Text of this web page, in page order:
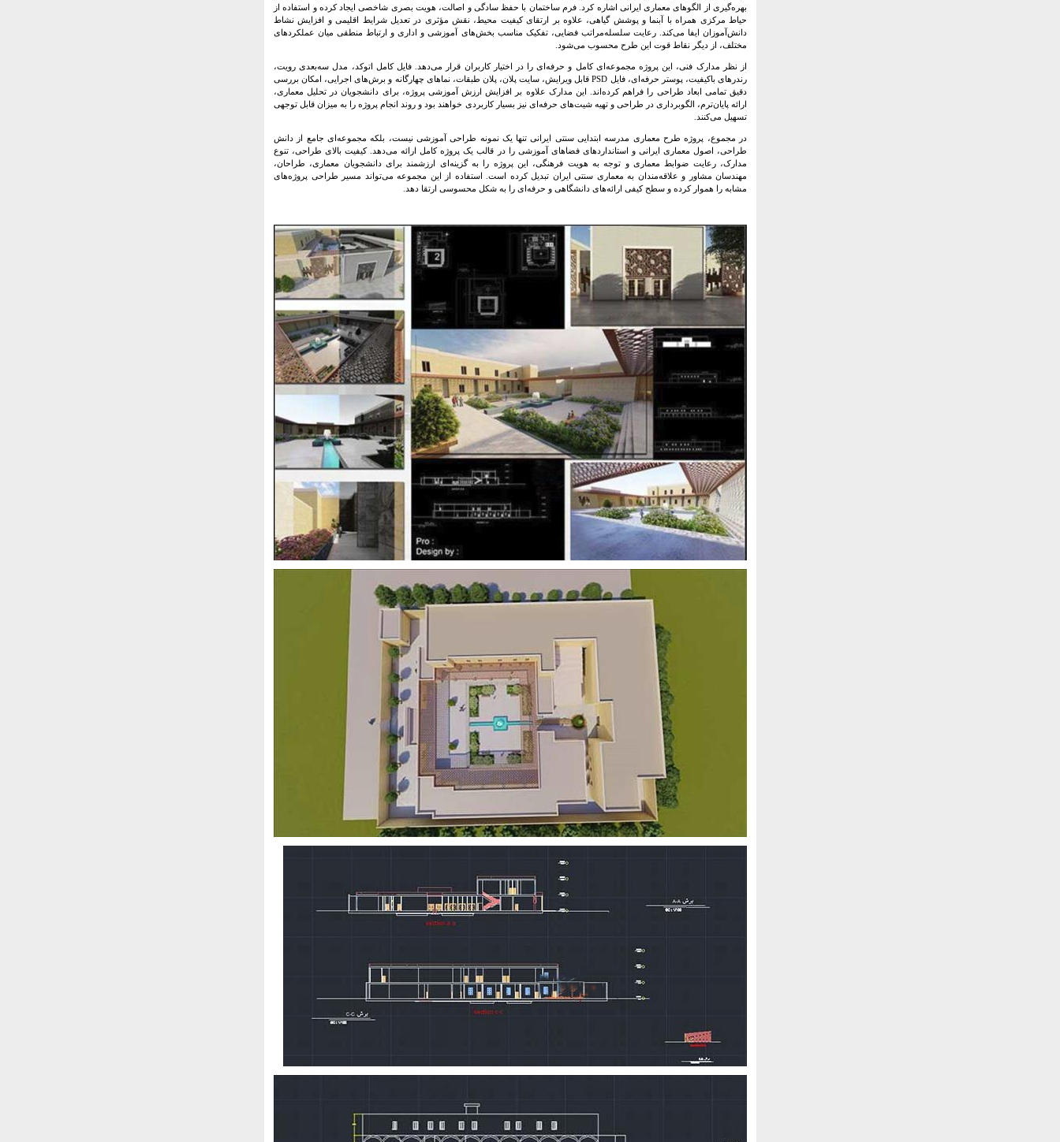
بهره‌گیری از الگوهای معماری ایرانی اشاره کرد. فرم ساختمان با حفظ سادگی و اصالت، هویت بصری شاخصی ایجاد کرده و استفاده از
حیاط مرکزی همراه با آبنما و پوشش گیاهی، علاوه بر ارتقای کیفیت محیط، نقش مؤثری در تعدیل شرایط اقلیمی و افزایش نشاط
دانش‌آموزان ایفا می‌کند. رعایت سلسله‌مراتب فضایی، تفکیک مناسب بخش‌های آموزشی و اداری و ارتباط منطقی میان عملکردهای
مختلف، از دیگر نقاط قوت این طرح محسوب می‌شود.
از نظر مدارک فنی، این پروژه مجموعه‌ای کامل و حرفه‌ای را در اختیار کاربران قرار می‌دهد. فایل کامل اتوکد، مدل سه‌بعدی رویت،
رندرهای باکیفیت، پوستر حرفه‌ای، فایل PSD قابل ویرایش، سایت پلان، پلان طبقات، نماهای چهارگانه و برش‌های اجرایی، امکان بررسی
دقیق تمامی ابعاد طراحی را فراهم کرده‌اند. این مدارک علاوه بر افزایش ارزش آموزشی پروژه، برای دانشجویان در تحلیل معماری،
ارائه پایان‌ترم، الگوبرداری در طراحی و تهیه شیت‌های حرفه‌ای نیز بسیار کاربردی خواهند بود و روند انجام پروژه را به میزان قابل توجهی
تسهیل می‌کنند.
در مجموع، پروژه طرح معماری مدرسه ابتدایی سنتی ایرانی تنها یک نمونه طراحی آموزشی نیست، بلکه مجموعه‌ای جامع از دانش
طراحی، اصول معماری ایرانی و استانداردهای فضاهای آموزشی را در قالب یک پروژه کامل ارائه می‌دهد. کیفیت بالای طراحی، تنوع
مدارک، رعایت ضوابط معماری و توجه به هویت فرهنگی، این پروژه را به گزینه‌ای ارزشمند برای دانشجویان معماری، طراحان،
مهندسان مشاور و علاقه‌مندان به معماری سنتی ایران تبدیل کرده است. استفاده از این مجموعه می‌تواند مسیر طراحی پروژه‌های
مشابه را هموار کرده و سطح کیفی ارائه‌های دانشگاهی و حرفه‌ای را به شکل محسوسی ارتقا دهد.